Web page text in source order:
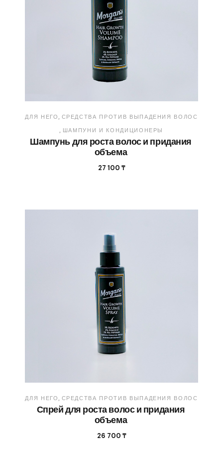
ДЛЯ НЕГО
СРЕДСТВА ПРОТИВ ВЫПАДЕНИЯ ВОЛОС
ШАМПУНИ И КОНДИЦИОНЕРЫ
Шампунь для роста волос и придания
объема
27 100 ₸
ДЛЯ НЕГО СРЕДСТВА ПРОТИВ ВЫПАДЕНИЯ ВОЛОС
Спрей для роста волос и придания
объема
26 700 ₸